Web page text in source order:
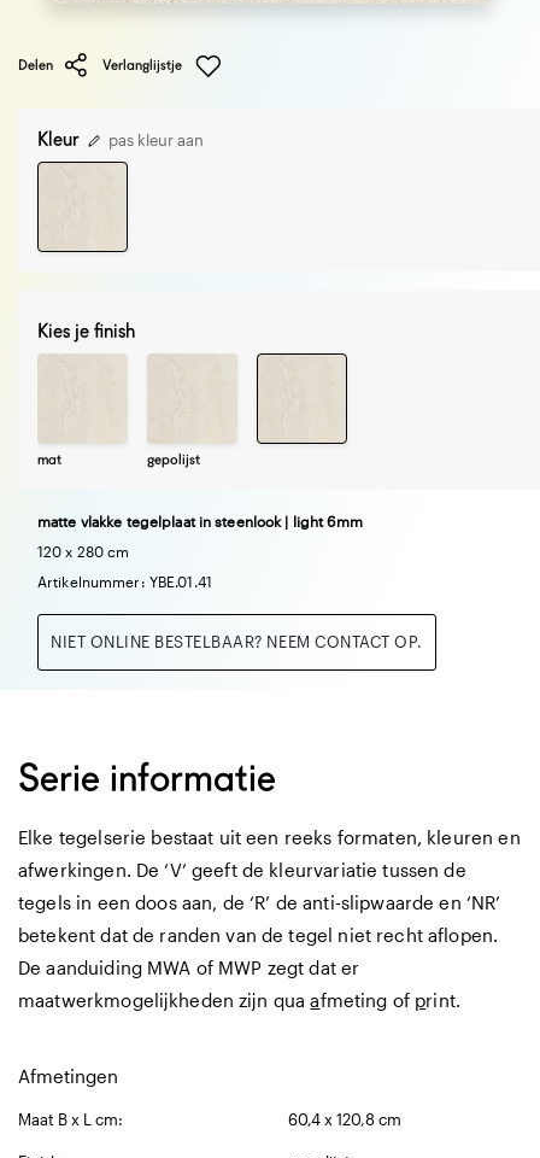
Delen Verlanglijstje
Kleur pas kleur aan
Kies je finish
mat gepolijst
matte vlakke tegelplaat in steenlook | light 6mm
120 x 280 cm
Artikelnummer: YBE.01.41
NIET ONLINE BESTELBAAR? NEEM CONTACT OP.
Serie informatie
Elke tegelserie bestaat uit een reeks formaten, kleuren en
afwerkingen. De ‘V’ geeft de kleurvariatie tussen de
tegels in een doos aan, de ‘R’ de anti-slipwaarde en ‘NR’
betekent dat de randen van de tegel niet recht aflopen.
De aanduiding MWA of MWP zegt dat er
maatwerkmogelijkheden zijn quaafmeting of print.
Afmetingen
Maat B x L cm: 60,4 x 120,8 cm